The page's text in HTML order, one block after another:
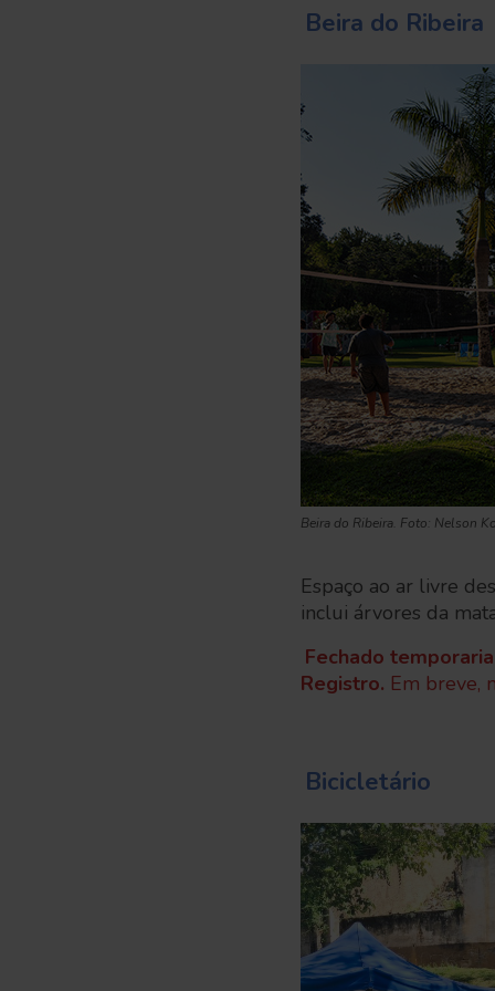
Beira do Ribeira
Beira do Ribeira. Foto: Nelson
Espaço ao ar livre
inclui árvores da
Fechado
Registro. Em breve,
Bicicletário